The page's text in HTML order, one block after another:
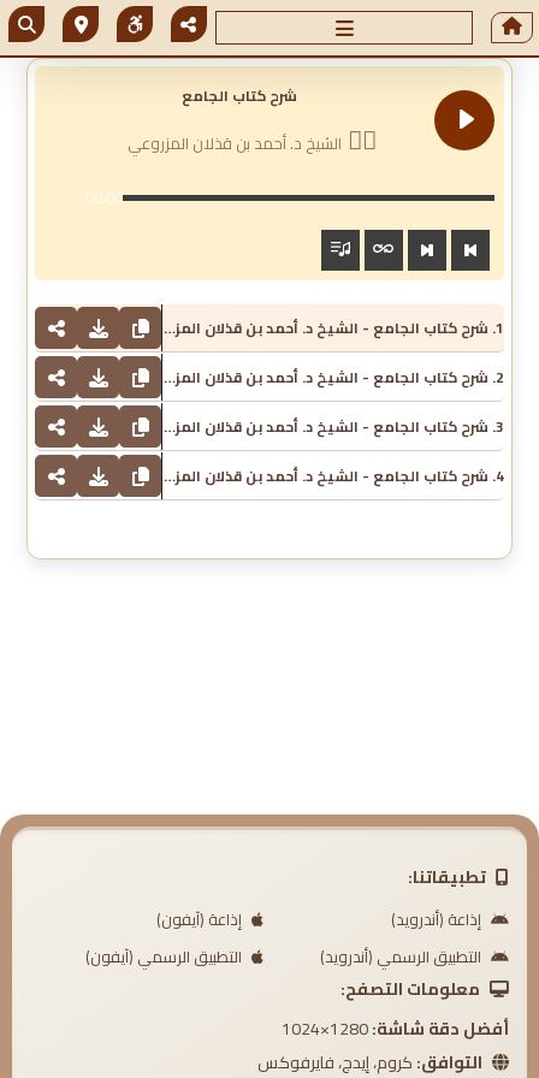
شرح كتاب الجامع
الشيخ د. أحمد بن قذلان المزروعي
00:00
1. شرح كتاب الجامع - الشيخ د. أحمد بن قذلان المزروعي
2. شرح كتاب الجامع - الشيخ د. أحمد بن قذلان المزروعي
3. شرح كتاب الجامع - الشيخ د. أحمد بن قذلان المزروعي
4. شرح كتاب الجامع - الشيخ د. أحمد بن قذلان المزروعي
تطبيقاتنا:
إذاعة (أندرويد)
إذاعة (آيفون)
التطبيق الرسمي (أندرويد)
التطبيق الرسمي (آيفون)
معلومات التصفح:
أفضل دقة شاشة:
التوافق:كروم، إيدج، فايرفوكس